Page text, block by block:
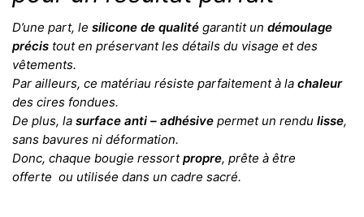
D’une part, le silicone de qualité garantit un démoulage
précis tout en préservant les détails du visage et des
vêtements.
Par ailleurs, ce matériau résiste parfaitement à la chaleur
des cires fondues.
De plus, la surface anti – adhésive permet un rendu lisse,
sans bavures ni déformation.
Donc, chaque bougie ressortpropre, prête à être
offerte ou utilisée dans un cadre sacré.